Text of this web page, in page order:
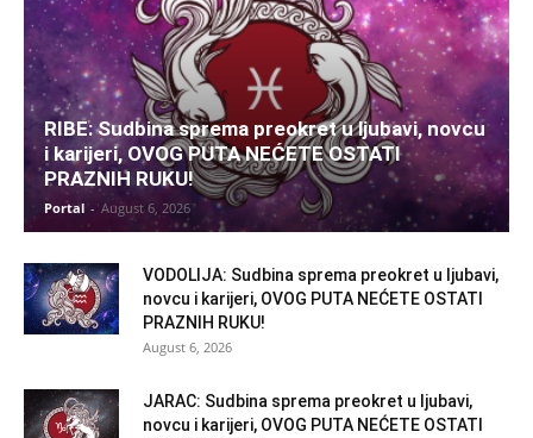
RIBE: Sudbina sprema preokret u ljubavi, novcu
i karijeri, OVOG PUTA NEĆETE OSTATI
PRAZNIH RUKU!
Portal - August 6, 2026
VODOLIJA: Sudbina sprema preokret u ljubavi,
novcu i karijeri, OVOG PUTA NEĆETE OSTATI
PRAZNIH RUKU!
August 6, 2026
JARAC: Sudbina sprema preokret u ljubavi,
novcu i karijeri, OVOG PUTA NEĆETE OSTATI